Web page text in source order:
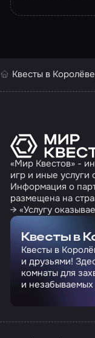
Квесты в Королёве
«Мир Квестов» -
игр и иные услуги
Информация о
размещена на
→ «Услугу
Квесты в
Квесты в
и друзьями!
комнаты для
и незабываемых